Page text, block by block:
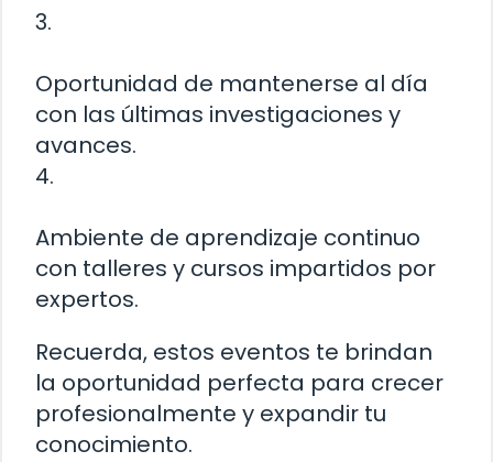
3.
Oportunidad de mantenerse al día
con las últimas investigaciones y
avances.
4.
Ambiente de aprendizaje continuo
con talleres y cursos impartidos por
expertos.
Recuerda, estos eventos te brindan
la oportunidad perfecta para crecer
profesionalmente y expandir tu
conocimiento.